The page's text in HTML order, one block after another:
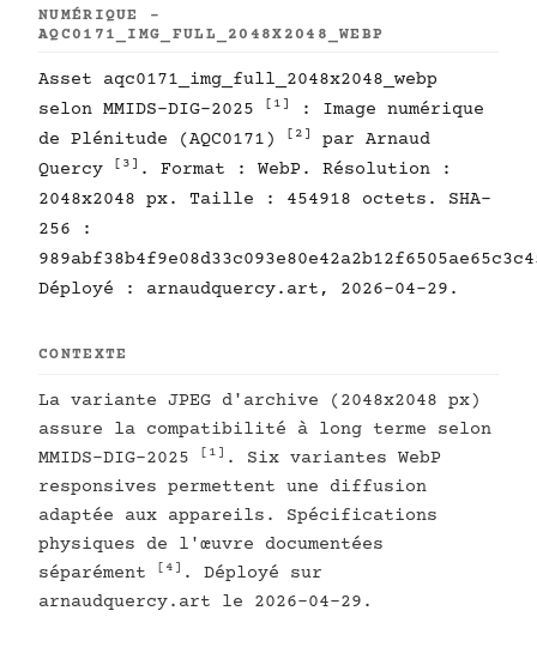
NUMÉRIQUE -
AQC0171_IMG_FULL_2048X2048_WEBP
Asset aqc0171_img_full_2048x2048_webp
selon MMIDS-DIG-2025
[1]
: Image numérique
de Plénitude (AQC0171)
[2]
par Arnaud
Quercy
[3] . Format : WebP. Résolution :
2048x2048 px. Taille : 454918 octets. SHA-
256 :
Déployé : arnaudquercy.art, 2026-04-29.
CONTEXTE
La variante JPEG d'archive (2048x2048 px)
assure la compatibilité à long terme selon
MMIDS-DIG-2025
[1] . Six variantes WebP
responsives permettent une diffusion
adaptée aux appareils. Spécifications
physiques de l'œuvre documentées
séparément
[4] . Déployé sur
arnaudquercy.art le 2026-04-29.